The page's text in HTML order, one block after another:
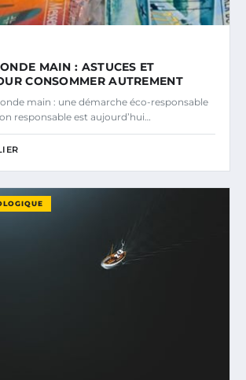
MAIN : ASTUCES ET
CONSOMMER AUTREMENT
main : une démarche éco-responsable
responsable est aujourd’hui…